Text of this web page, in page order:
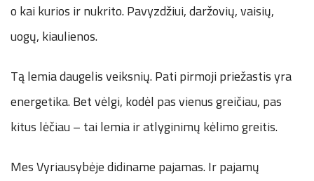
o kai kurios ir nukrito. Pavyzdžiui, daržovių, vaisių,
uogų, kiaulienos.
Tą lemia daugelis veiksnių. Pati pirmoji priežastis yra
energetika. Bet vėlgi, kodėl pas vienus greičiau, pas
kitus lėčiau – tai lemia ir atlyginimų kėlimo greitis.
Mes Vyriausybėje didiname pajamas. Ir pajamų